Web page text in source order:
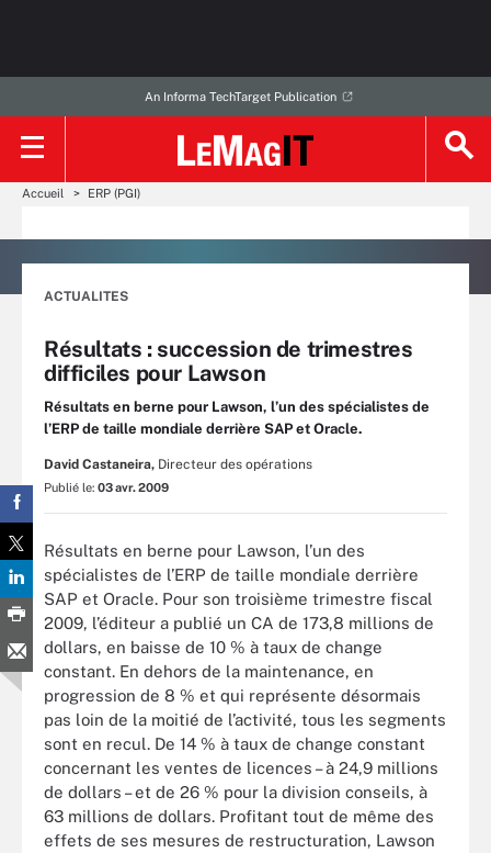
An Informa TechTarget Publication
Accueil ERP (PGI)
ACTUALITES
Résultats : succession de trimestres
difficiles pour Lawson
Résultats en berne pour Lawson, l’un des spécialistes de
l’ERP de taille mondiale derrière SAP et Oracle.
David Castaneira, Directeur des opérations
Publié le: 03 avr. 2009
Résultats en berne pour Lawson, l’un des
spécialistes de l’ERP de taille mondiale derrière
SAP et Oracle. Pour son troisième trimestre fiscal
2009, l’éditeur a publié un CA de 173,8 millions de
dollars, en baisse de 10 % à taux de change
constant. En dehors de la maintenance, en
progression de 8 % et qui représente désormais
pas loin de la moitié de l’activité, tous les segments
sont en recul. De 14 % à taux de change constant
concernant les ventes de licences – à 24,9 millions
de dollars – et de 26 % pour la division conseils, à
63 millions de dollars. Profitant tout de même des
effets de ses mesures de restructuration, Lawson